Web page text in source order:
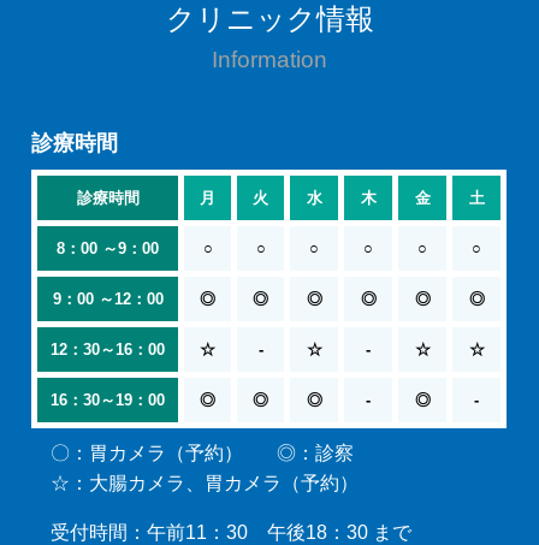
クリニック情報
Information
診療時間
診療時間 月 火 水 木 金 土
8：00 ～9：00 ○ ○ ○ ○ ○ ○
9：00 ～12：00 ◎ ◎ ◎ ◎ ◎ ◎
12：30～16：00 ☆ - ☆ - ☆ ☆
16：30～19：00 ◎ ◎ ◎ - ◎ -
〇 胃カメラ（予約） ◎
診察
☆
大腸カメラ、胃カメラ（予約）
受付時間
午前11：30 午後18：30 まで